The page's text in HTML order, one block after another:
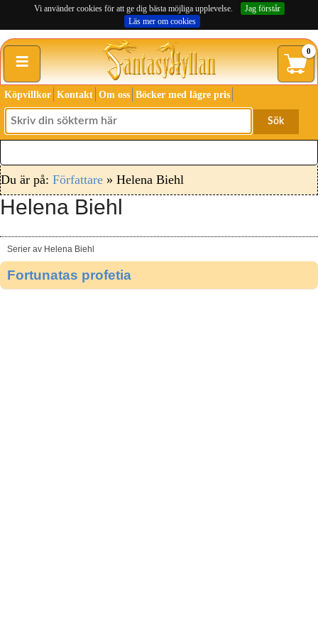
Vi använder cookies för att ge dig bästa möjliga upplevelse.
Jag förstår
Läs mer om cookies
≡ 0
Köpvillkor Kontakt Om oss Böcker med lägre pris
Sök
Du är på: Författare » Helena Biehl
Helena Biehl
Serier av Helena Biehl
Fortunatas profetia